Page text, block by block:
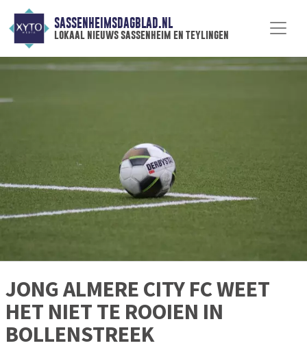
SASSENHEIMSDAGBLAD.NL
lokaal nieuws sassenheim en teylingen
JONG ALMERE CITY FC WEET
HET NIET TE ROOIEN IN
BOLLENSTREEK